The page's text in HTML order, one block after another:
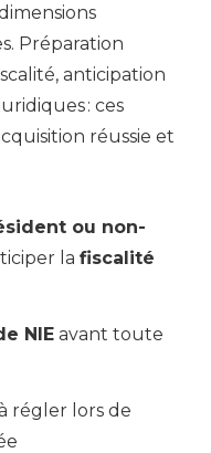
Préparation
anticipation
: ces
réussie et
ou non-
la fiscalité
NIE avant toute
régler lors de